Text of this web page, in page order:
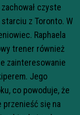
czyste
z Toronto. W
Raphaela
trener również
zainteresowanie
Jego
co powoduje, że
się na